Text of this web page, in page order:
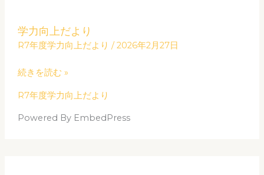
学力向上だより
R7年度学力向上だより /2026年2月27日
力
向
上
よ
り
続きを読む »
R7年度学力向上だより
Powered By EmbedPress